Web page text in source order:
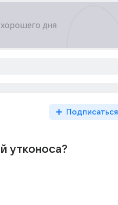
Подписаться
утконоса?